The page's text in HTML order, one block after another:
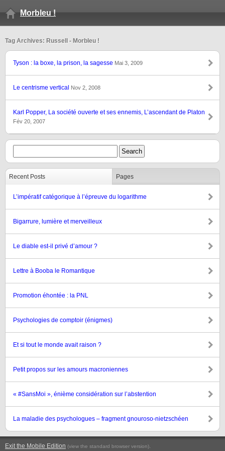
Morbleu !
Tag Archives: Russell - Morbleu !
Tyson : la boxe, la prison, la sagesse Mai 3, 2009
Le centrisme vertical Nov 2, 2008
Karl Popper, La société ouverte et ses ennemis, L’ascendant de Platon
Fév 20, 2007
Recent Posts Pages
L’impératif catégorique à l’épreuve du logarithme
Bigarrure, lumière et merveilleux
Le diable est-il privé d’amour ?
Lettre à Booba le Romantique
Promotion éhontée : la PNL
Psychologies de comptoir (énigmes)
Et si tout le monde avait raison ?
Petit propos sur les amours macroniennes
« #SansMoi », énième considération sur l’abstention
La maladie des psychologues – fragment gnouroso-nietzschéen
Exit the Mobile Edition (view the standard browser version).